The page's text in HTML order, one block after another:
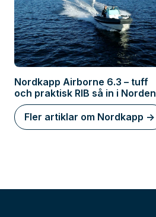
Nordkapp Airborne 6.3 – tuff
och praktisk RIB så in i Norden
Fler artiklar om Nordkapp ->